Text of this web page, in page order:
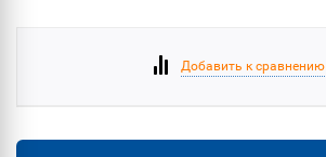
Добавить к сравнению